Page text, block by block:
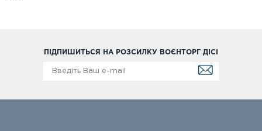
ПІДПИШИТЬСЯ НА РОЗСИЛКУ ВОЄНТОРГ ДІСІ